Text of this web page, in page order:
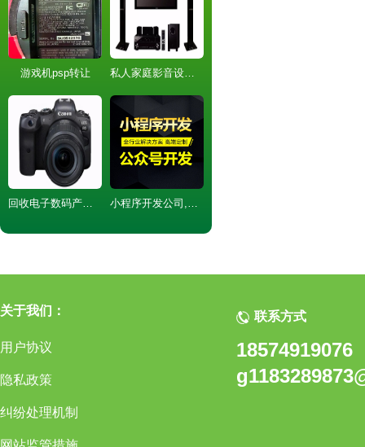
游戏机psp转让 私人家庭影音设备进口3D沉浸式回音壁音响立体环绕声音箱
回收电子数码产品 数码产品回收 相机回收 小程序开发公司,微信商城制作
关于我们：
用户协议
隐私政策
纠纷处理机制
联系方式
18574919076